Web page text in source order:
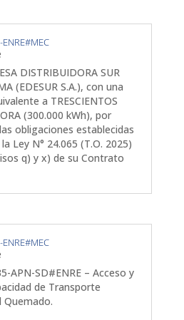
DISTRIBUIDORA SUR
(EDESUR S.A.), con una
a TRESCIENTOS
(300.000 kWh), por
obligaciones establecidas
Ley N° 24.065 (T.O. 2025)
q) y x) de su Contrato
APN-SD#ENRE – Acceso y
de Transporte
Quemado.